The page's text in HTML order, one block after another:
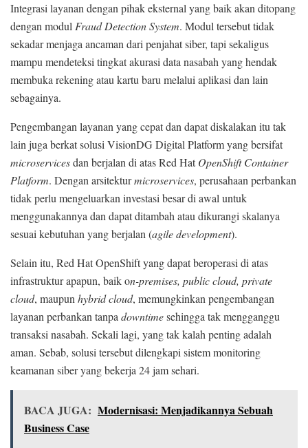
Integrasi layanan dengan pihak eksternal yang baik akan ditopang
dengan modul Fraud Detection System. Modul tersebut tidak
sekadar menjaga ancaman dari penjahat siber, tapi sekaligus
mampu mendeteksi tingkat akurasi data nasabah yang hendak
membuka rekening atau kartu baru melalui aplikasi dan lain
sebagainya.
Pengembangan layanan yang cepat dan dapat diskalakan itu tak
lain juga berkat solusi VisionDG Digital Platform yang bersifat
microservicesdan berjalan di atas Red HatOpenShift Container
Platform. Dengan arsitekturmicroservices, perusahaan perbankan
tidak perlu mengeluarkan investasi besar di awal untuk
menggunakannya dan dapat ditambah atau dikurangi skalanya
sesuai kebutuhan yang berjalan (agile development).
Selain itu, Red Hat OpenShift yang dapat beroperasi di atas
infrastruktur apapun, baik on-premises, public cloud, private
cloud, maupun hybrid cloud, memungkinkan pengembangan
layanan perbankan tanpa downtimesehingga tak mengganggu
transaksi nasabah. Sekali lagi, yang tak kalah penting adalah
aman. Sebab, solusi tersebut dilengkapi sistem monitoring
keamanan siber yang bekerja 24 jam sehari.
BACA JUGA: Modernisasi: Menjadikannya Sebuah
Business Case